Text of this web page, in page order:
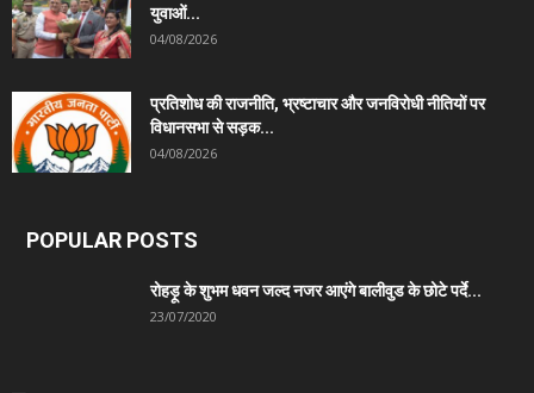
युवाओं...
04/08/2026
प्रतिशोध की राजनीति, भ्रष्टाचार और जनविरोधी नीतियों पर
विधानसभा से सड़क...
04/08/2026
POPULAR POSTS
रोहड़ू के शुभम धवन जल्द नजर आएंगे बालीवुड के छोटे पर्दे...
23/07/2020